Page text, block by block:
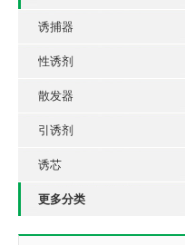
诱捕器
性诱剂
散发器
引诱剂
诱芯
更多分类